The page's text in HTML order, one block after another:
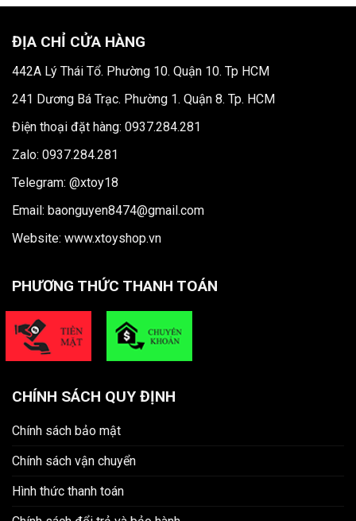
ĐỊA CHỈ CỬA HÀNG
442A Lý Thái Tổ. Phường 10. Quận 10. Tp HCM
241 Dương Bá Trạc. Phường 1. Quận 8. Tp. HCM
Điện thoại đặt hàng: 0937.284.281
Zalo: 0937.284.281
Telegram: @xtoy18
Email: baonguyen8474@gmail.com
Website: www.xtoyshop.vn
PHƯƠNG THỨC THANH TOÁN
CHÍNH SÁCH QUY ĐỊNH
Chính sách bảo mật
Chính sách vận chuyển
Hình thức thanh toán